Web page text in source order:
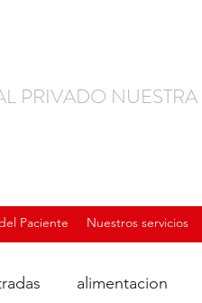
PRIVADO
Paciente Nuestros servicios
alimentacion